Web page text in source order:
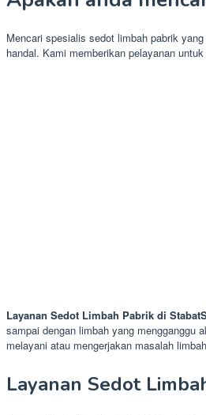
Mencari spesialis sedot limbah pabrik
handal. Kami memberikan pelayanan
Layanan Sedot Limbah Pabrik di
sampai dengan limbah yang
melayani atau mengerjakan masalah
Layanan Sedot